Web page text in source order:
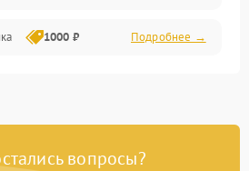
1000 ₽ Подробнее →
Подробнее →
вопросы?